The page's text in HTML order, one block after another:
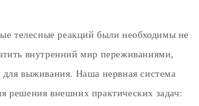
телесные реакций были необходимы не
внутренний мир переживаниями,
для выживания. Наша нервная система
решения внешних практических задач: